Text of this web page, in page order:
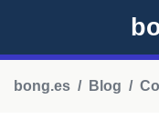
bong.es Blog